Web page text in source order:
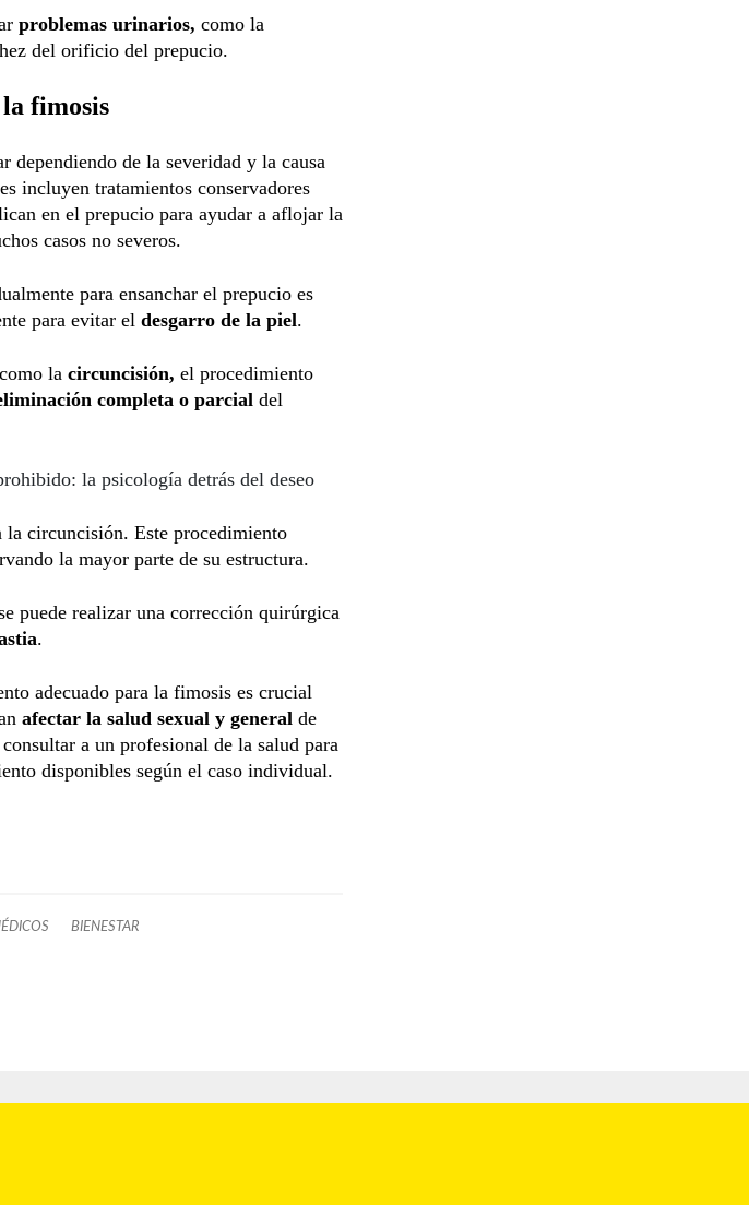
problemas urinarios, como la
del orificio del prepucio.
fimosis
de la severidad y la causa
incluyen tratamientos conservadores
en el prepucio para ayudar a aflojar la
casos no severos.
para ensanchar el prepucio es
para evitar el desgarro de la piel.
la circuncisión, el procedimiento
completa o parcial del
la psicología detrás del deseo
la circuncisión. Este procedimiento
la mayor parte de su estructura.
puede realizar una corrección quirúrgica
.
adecuado para la fimosis es crucial
afectar la salud sexual y general de
a un profesional de la salud para
disponibles según el caso individual.
BIENESTAR